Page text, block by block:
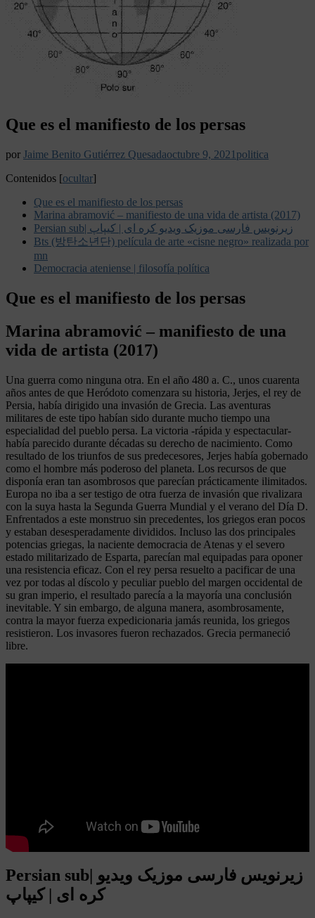
Que es el manifiesto de los persas
por Jaime Benito Gutiérrez Quesadaoctubre 9, 2021 politica
Contenidos [ocultar]
Que es el manifiesto de los persas
Marina abramović – manifiesto de una vida de artista (2017)
Persian sub| زیرنویس فارسی موزیک ویدیو کره ای | کیپاپ
Bts (방탄소년단) película de arte «cisne negro» realizada por
mn
Democracia ateniense | filosofía política
Que es el manifiesto de los persas
Marina abramović – manifiesto de una
vida de artista (2017)
Una guerra como ninguna otra. En el año 480 a. C., unos cuarenta
años antes de que Heródoto comenzara su historia, Jerjes, el rey de
Persia, había dirigido una invasión de Grecia. Las aventuras
militares de este tipo habían sido durante mucho tiempo una
especialidad del pueblo persa. La victoria -rápida y espectacular-
había parecido durante décadas su derecho de nacimiento. Como
resultado de los triunfos de sus predecesores, Jerjes había gobernado
como el hombre más poderoso del planeta. Los recursos de que
disponía eran tan asombrosos que parecían prácticamente ilimitados.
Europa no iba a ser testigo de otra fuerza de invasión que rivalizara
con la suya hasta la Segunda Guerra Mundial y el verano del Día D.
Enfrentados a este monstruo sin precedentes, los griegos eran pocos
y estaban desesperadamente divididos. Incluso las dos principales
potencias griegas, la naciente democracia de Atenas y el severo
estado militarizado de Esparta, parecían mal equipadas para oponer
una resistencia eficaz. Con el rey persa resuelto a pacificar de una
vez por todas al díscolo y peculiar pueblo del margen occidental de
su gran imperio, el resultado parecía a la mayoría una conclusión
inevitable. Y sin embargo, de alguna manera, asombrosamente,
contra la mayor fuerza expedicionaria jamás reunida, los griegos
resistieron. Los invasores fueron rechazados. Grecia permaneció
libre.
Persian sub| زیرنویس فارسی موزیک ویدیو
کره ای | کیپاپ